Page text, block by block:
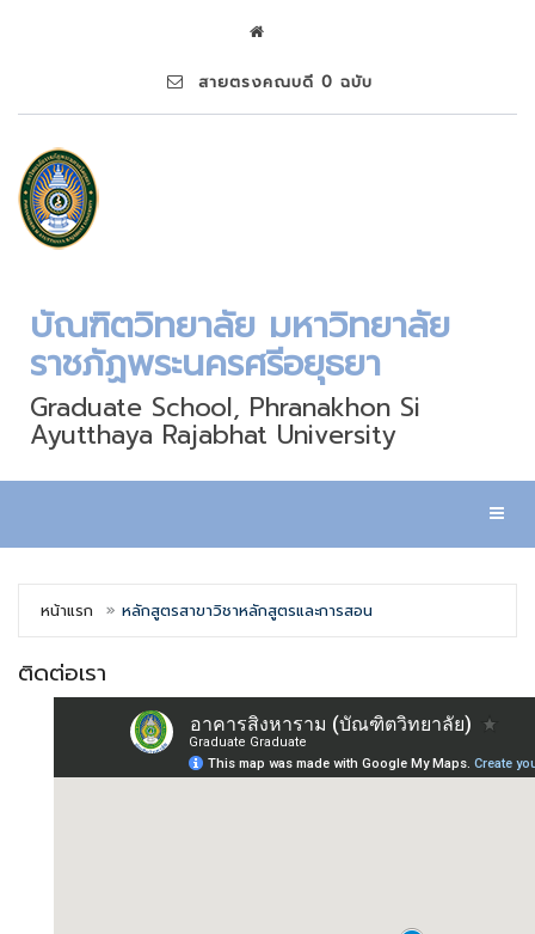
สายตรงคณบดี 0 ฉบับ
บัณฑิตวิทยาลัย มหาวิทยาลัย
ราชภัฏพระนครศรีอยุธยา
Graduate School, Phranakhon Si
Ayutthaya Rajabhat University
หน้าแรก หลักสูตรสาขาวิชาหลักสูตรและการสอน
ติดต่อเรา